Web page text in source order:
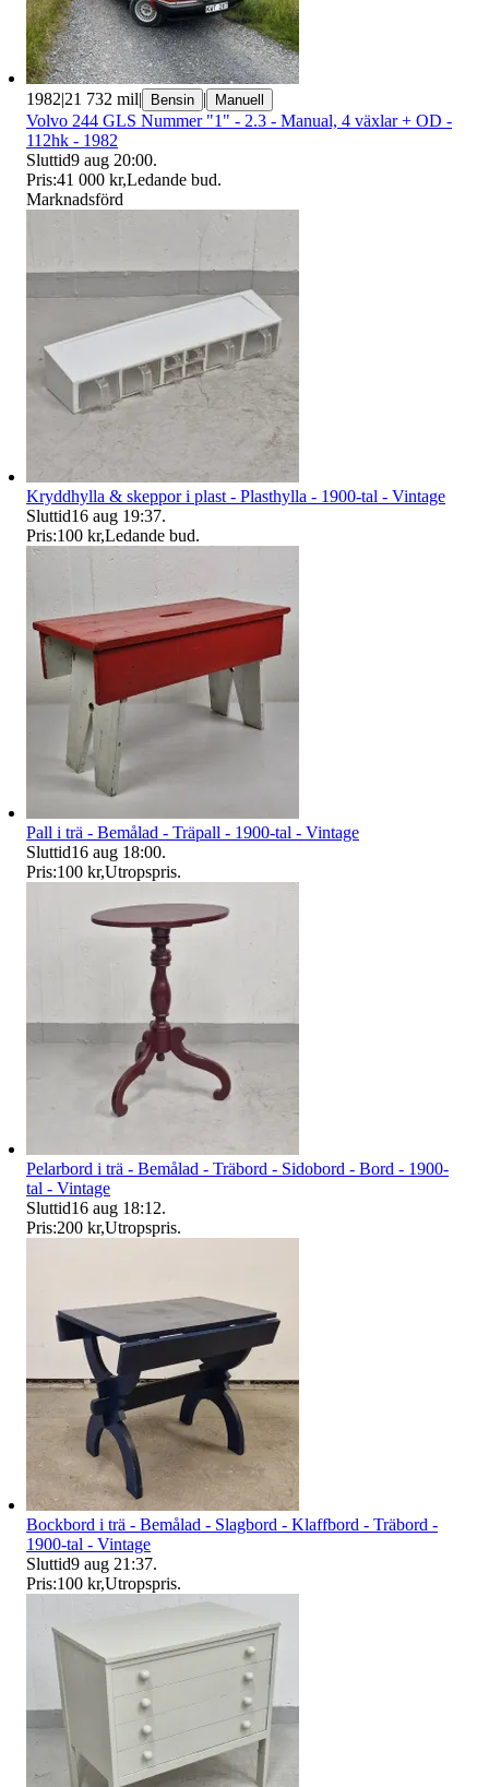
1982|21 732 mil| Bensin | Manuell
Volvo 244 GLS Nummer "1" - 2.3 - Manual, 4 växlar + OD -
112hk - 1982
Sluttid9 aug 20:00.
Pris:41 000 kr,Ledande bud.
Marknadsförd
Kryddhylla & skeppor i plast - Plasthylla - 1900-tal - Vintage
Sluttid16 aug 19:37.
Pris:100 kr,Ledande bud.
Pall i trä - Bemålad - Träpall - 1900-tal - Vintage
Sluttid16 aug 18:00.
Pris:100 kr,Utropspris.
Pelarbord i trä - Bemålad - Träbord - Sidobord - Bord - 1900-
tal - Vintage
Sluttid16 aug 18:12.
Pris:200 kr,Utropspris.
Bockbord i trä - Bemålad - Slagbord - Klaffbord - Träbord -
1900-tal - Vintage
Sluttid9 aug 21:37.
Pris:100 kr,Utropspris.